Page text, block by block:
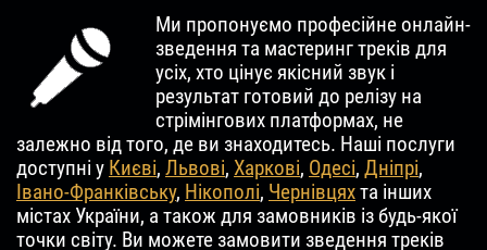
Ми пропонуємо професійне онлайн-
зведення та мастеринг треків для
усіх, хто цінує якісний звук і
результат готовий до релізу на
стрімінгових платформах, не
залежно від того, де ви знаходитесь. Наші послуги
доступні у Києві, Львові, Харкові, Одесі, Дніпрі,
Івано-Франківську, Нікополі, Чернівцяхта інших
містах України, а також для замовників із будь-якої
точки світу. Ви можете замовити зведення треків